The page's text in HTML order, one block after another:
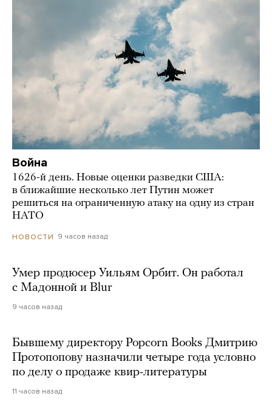
Война
1626-й день. Новые оценки разведки США:
в ближайшие несколько лет Путин может
решиться на ограниченную атаку на одну из стран
НАТО
НОВОСТИ 9 часов назад
Умер продюсер Уильям Орбит. Он работал
с Мадонной и Blur
9 часов назад
Бывшему директору Popcorn Books Дмитрию
Протопопову назначили четыре года условно
по делу о продаже квир-литературы
11 часов назад